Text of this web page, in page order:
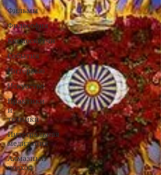
Фильмы
Философия
Космоскетчи
События
Интервью
Искусство
Практики
и
техники
Интегральная
медитация
Алмазный
подход